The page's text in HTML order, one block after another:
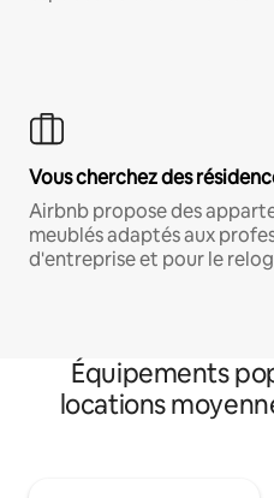
Vous cherchez des
Airbnb propose des
meublés adaptés aux
d'entreprise et pour le
Équipements
locations